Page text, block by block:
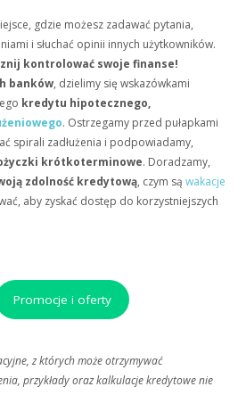
gdzie możesz zadawać pytania,
i słuchać opinii innych użytkowników.
kontrolować swoje finanse!
banków, dzielimy się wskazówkami
kredytu hipotecznego,
. Ostrzegamy przed pułapkami
spirali zadłużenia i podpowiadamy,
krótkoterminowe. Doradzamy,
zdolność kredytową, czym sąwakacje
aby zyskać dostęp do korzystniejszych
Promocje i oferty
z których może otrzymywać
przykłady oraz kalkulacje kredytowe nie